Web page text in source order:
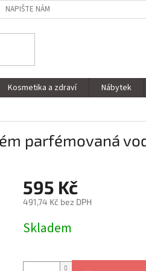
NAPIŠTE NÁM
Kosmetika a zdraví Nábytek
parfémovaná
595 Kč
491,74 Kč bez DPH
cena:
Skladem